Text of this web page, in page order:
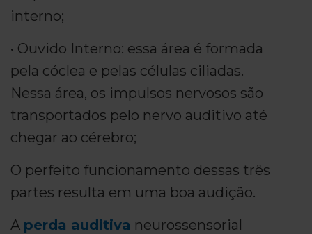
interno;
• Ouvido Interno: essa área é formada
pela cóclea e pelas células ciliadas.
Nessa área, os impulsos nervosos são
transportados pelo nervo auditivo até
chegar ao cérebro;
O perfeito funcionamento dessas três
partes resulta em uma boa audição.
A perda auditiva neurossensorial